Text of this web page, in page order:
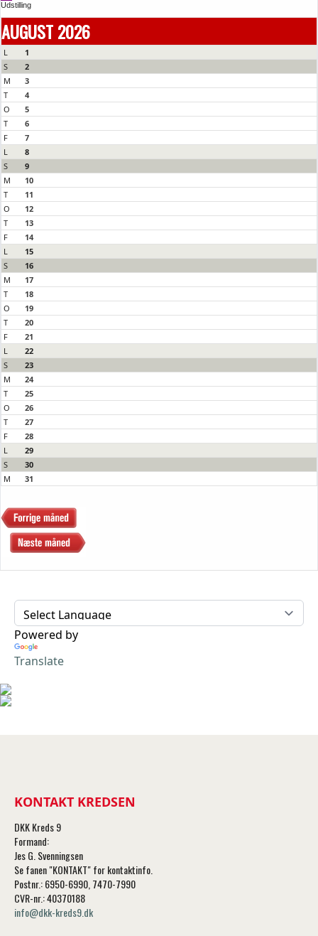
Udstilling
AUGUST 2026
L
1
S
2
M
3
T
4
O
5
T
6
F
7
L
8
S
9
M
10
T
11
O
12
T
13
F
14
L
15
S
16
M
17
T
18
O
19
T
20
F
21
L
22
S
23
M
24
T
25
O
26
T
27
F
28
L
29
S
30
M
31
Powered by
Translate
KONTAKT KREDSEN
DKK Kreds 9
Formand:
Jes G. Svenningsen
Se fanen "KONTAKT" for kontaktinfo.
Postnr.: 6950-6990, 7470-7990
CVR-nr.: 40370188
info@dkk-kreds9.dk